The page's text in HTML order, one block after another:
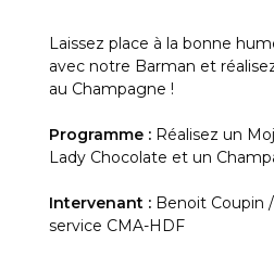
Laissez place à la bonne
avec notre Barman et
au Champagne !
Programme : Réalisez un
Lady Chocolate et un
Intervenant : Benoit Coupin
service CMA-HDF